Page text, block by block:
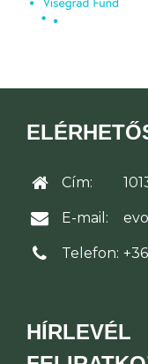
Cím:
E-mail:
Telefon:
HÍRLEVÉL